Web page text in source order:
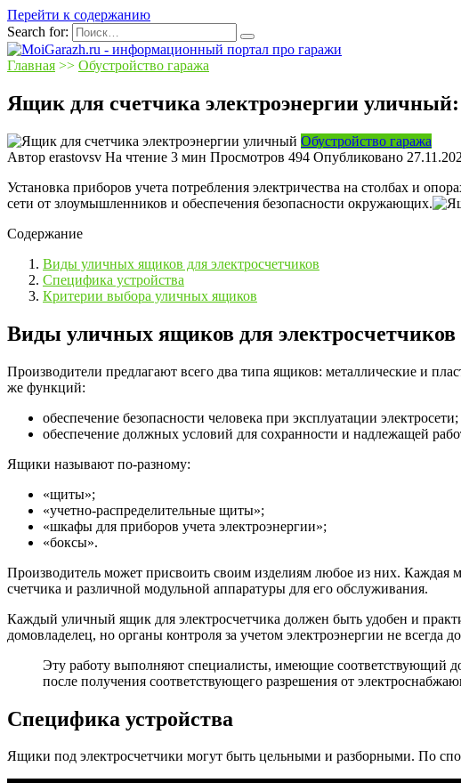
Перейти к содержанию
Search for:
Главная >> Обустройство гаража
Ящик для счетчика электроэнергии
Обустройство гаража
Автор erastovsv На чтение 3 мин Просмотров 494 Опубликовано
Установка приборов учета потребления электричества на столбах и
сети от злоумышленников и обеспечения безопасности окружающих.
Содержание
Виды уличных ящиков для электросчетчиков
Специфика устройства
Критерии выбора уличных ящиков
Виды уличных ящиков для электросчетчиков
Производители предлагают всего два типа ящиков: металлические и
же функций:
обеспечение безопасности человека при эксплуатации электросети;
обеспечение должных условий для сохранности и надлежащей
Ящики называют по-разному:
«щиты»;
«учетно-распределительные щиты»;
«шкафы для приборов учета электроэнергии»;
«боксы».
Производитель может присвоить своим изделиям любое из них. Каждая
счетчика и различной модульной аппаратуры для его обслуживания.
Каждый уличный ящик для электросчетчика должен быть удобен и
домовладелец, но органы контроля за учетом электроэнергии не
Эту работу выполняют специалисты, имеющие соответствующий
после получения соответствующего разрешения от
Специфика устройства
Ящики под электросчетчики могут быть цельными и разборными. По